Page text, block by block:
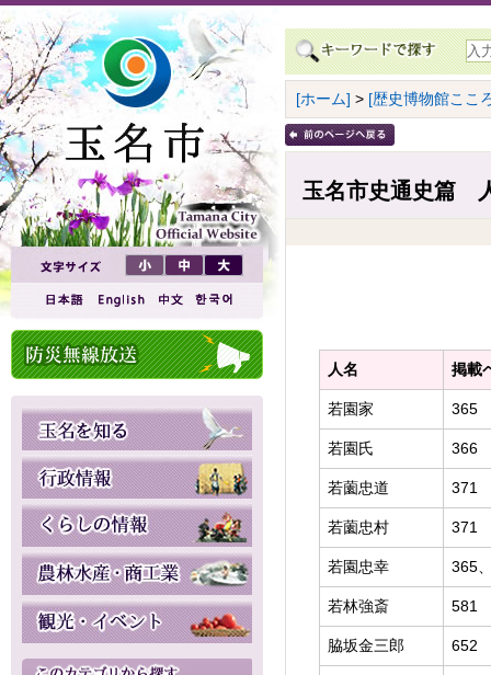
[ホーム] > [歴史博物館ここ
玉名市史通史篇
人名 掲載
若園家 365
若園氏 366
若薗忠道 371
若薗忠村 371
若園忠幸 365
若林強斎 581
脇坂金三郎 652